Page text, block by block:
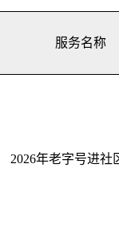
服务名称
2026年老字号进社